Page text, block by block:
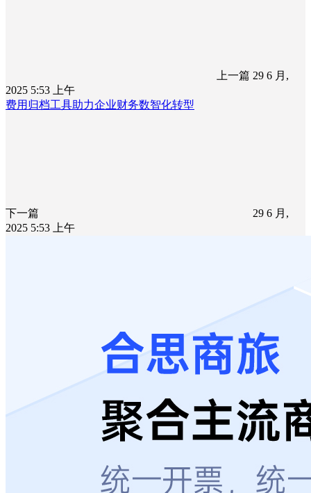
上一篇 29 6 月,
2025 5:53 上午
费用归档工具助力企业财务数智化转型
下一篇
29 6 月,
2025 5:53 上午